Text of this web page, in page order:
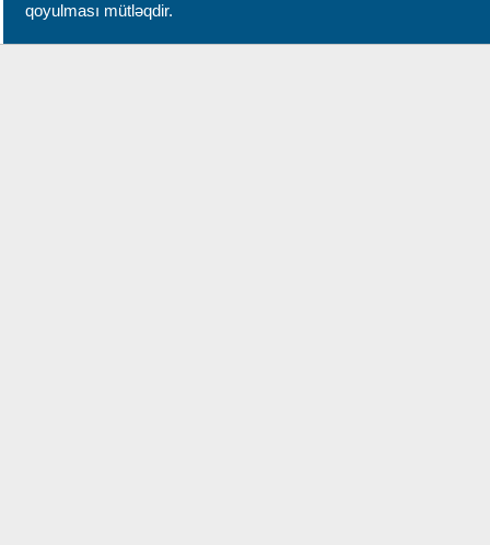
qoyulması mütləqdir.